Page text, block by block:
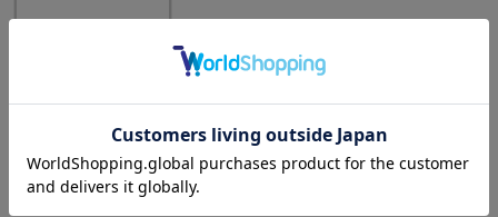
Sapphire:5pc ,
D:0.05ct